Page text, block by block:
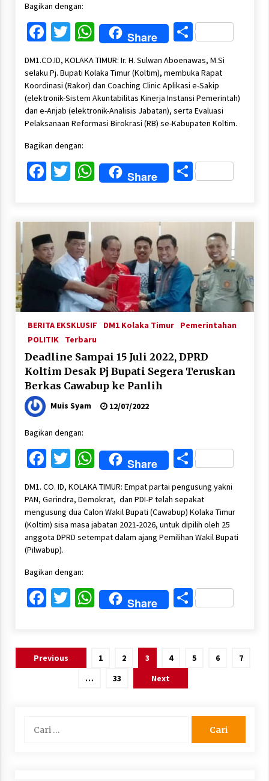
Bagikan dengan:
Facebook
Twitter
WhatsApp
Share Share
DM1.CO.ID, KOLAKA TIMUR: Ir. H. Sulwan Aboenawas, M.Si
selaku Pj. Bupati Kolaka Timur (Koltim), membuka Rapat
Koordinasi (Rakor) dan Coaching Clinic Aplikasi e-Sakip
(elektronik-Sistem Akuntabilitas Kinerja Instansi Pemerintah)
dan e-Anjab (elektronik-Analisis Jabatan), serta Evaluasi
Pelaksanaan Reformasi Birokrasi (RB) se-Kabupaten Koltim.
Bagikan dengan:
Facebook
Twitter
WhatsApp
Share Share
BERITA EKSKLUSIF DM1 Kolaka Timur
Pemerintahan
POLITIK
Terbaru
Deadline Sampai 15 Juli 2022, DPRD
Koltim Desak Pj Bupati Segera Teruskan
Berkas Cawabup ke Panlih
Muis Syam 12/07/2022
Bagikan dengan:
Facebook
Twitter
WhatsApp
Share Share
DM1. CO. ID, KOLAKA TIMUR: Empat partai pengusung yakni
PAN, Gerindra, Demokrat, dan PDI-P telah sepakat
mengusung dua Calon Wakil Bupati (Cawabup) Kolaka Timur
(Koltim) sisa masa jabatan 2021-2026, untuk dipilih oleh 25
anggota DPRD setempat dalam ajang Pemilihan Wakil Bupati
(Pilwabup).
Bagikan dengan:
Facebook
Twitter
WhatsApp
Share Share
Paginasi
Previous 1 2 3 4 5 6
7
…
33 Next
untuk: